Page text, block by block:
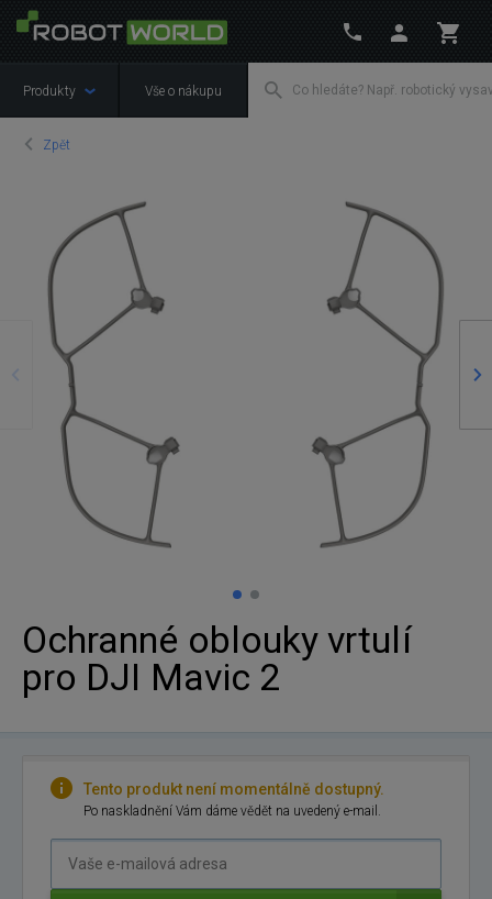
Produkty Vše o nákupu
Zpět
Předchozí
Ochranné oblouky vrtulí
pro DJI Mavic 2
Tento produkt není momentálně dostupný.
Po naskladnění Vám dáme vědět na uvedený e-mail.